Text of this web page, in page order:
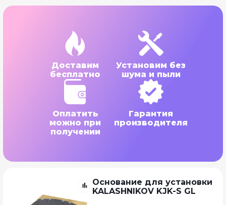
Доставим
бесплатно
Установим без
шума и пыли
Оплатить
можно при
получении
Гарантия
производителя
Основание для установки
KALASHNIKOV KJK-S GL